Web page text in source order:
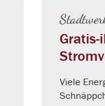
Gratis-
Viele